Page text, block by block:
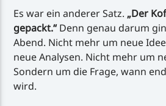
Es war ein anderer Satz. „Der
gepackt.“Denn genau darum
Abend. Nicht mehr um neue
neue Analysen. Nicht mehr um
Sondern um die Frage, wann
wird.